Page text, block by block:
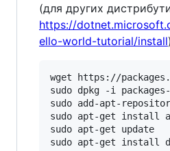
(для других
https://
ello-world-tutorial/install
wget https://
sudo dpkg -i
sudo add-apt-
sudo apt-get install
sudo apt-get update